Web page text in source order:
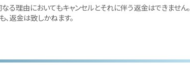
理由においてもキャンセルとそれに伴う返金はできません。
返金は致しかねます。